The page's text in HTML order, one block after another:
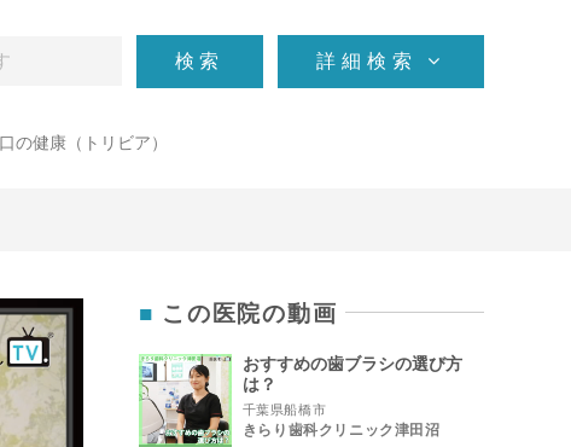
検索 詳細検索
の健康（トリビア）
この医院の動画
おすすめの歯ブラシの選び方
は？
千葉県船橋市
きらり歯科クリニック津田沼